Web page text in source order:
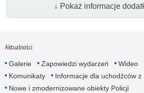
↓ Pokaż informacje
Aktualności
Galerie Zapowiedzi wydarzeń Wideo
Komunikaty
Informacje dla uchodźców z
Nowe i zmodernizowane obiekty Policji